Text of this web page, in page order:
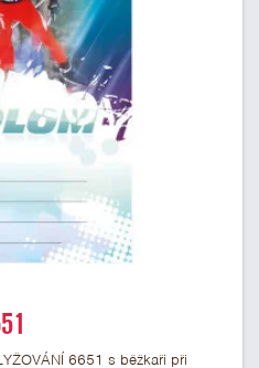
6651 s běžkaři při